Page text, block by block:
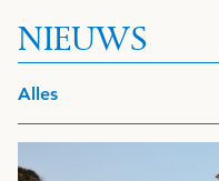
NIEUWS
Filters
Alles